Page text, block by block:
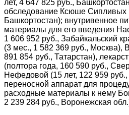
лет, 4 647 825 руб.,
обследование Ксюше Сипливых
Башкортостан); внутривенное
материалы для его введения
1 606 952 руб., Забайкальский
(3 мес., 1 582 369 руб., Москва),
891 854 руб., Татарстан),
(полтора года, 160 590 руб.,
Нефедовой (15 лет, 122 959 руб.,
переносной аппарат для
расходные материалы к нему
2 239 284 руб., Воронежская